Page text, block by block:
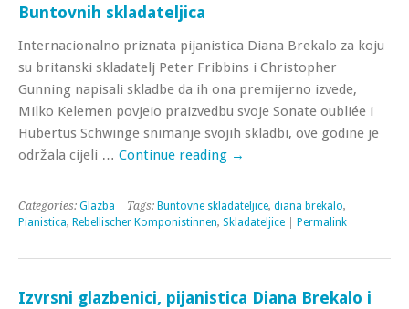
Buntovnih skladateljica
Internacionalno priznata pijanistica Diana Brekalo za koju
su britanski skladatelj Peter Fribbins i Christopher
Gunning napisali skladbe da ih ona premijerno izvede,
Milko Kelemen povjeio praizvedbu svoje Sonate oubliée i
Hubertus Schwinge snimanje svojih skladbi, ove godine je
održala cijeli … Continue reading →
Categories: Glazba | Tags: Buntovne skladateljice, diana brekalo,
Pianistica, Rebellischer Komponistinnen, Skladateljice Permalink
Izvrsni glazbenici, pijanistica Diana Brekalo i